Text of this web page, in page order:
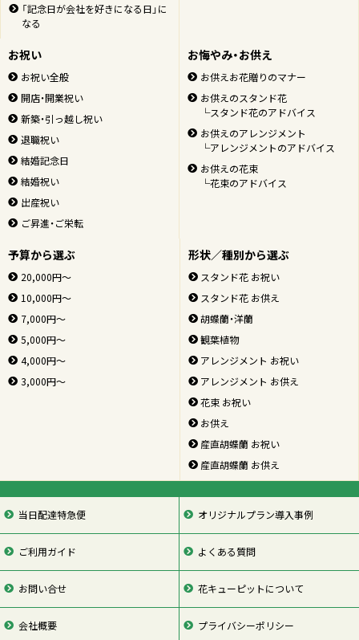
「記念日が会社を好きになる日」に
なる
お祝い
お祝い全般
開店・開業祝い
新築・引っ越し祝い
退職祝い
結婚記念日
結婚祝い
出産祝い
ご昇進・ご栄転
お悔やみ・お供え
お供えお花贈りのマナー
お供えのスタンド花
└スタンド花のアドバイス
お供えのアレンジメント
└アレンジメントのアドバイス
お供えの花束
└花束のアドバイス
予算から選ぶ
20,000円～
10,000円～
7,000円～
5,000円～
4,000円～
3,000円～
形状／種別から選ぶ
スタンド花 お祝い
スタンド花 お供え
胡蝶蘭・洋蘭
観葉植物
アレンジメント お祝い
アレンジメント お供え
花束 お祝い
お供え
産直胡蝶蘭 お祝い
産直胡蝶蘭 お供え
当日配達特急便 オリジナルプラン導入事例
ご利用ガイド よくある質問
お問い合せ 花キューピットについて
会社概要 プライバシーポリシー